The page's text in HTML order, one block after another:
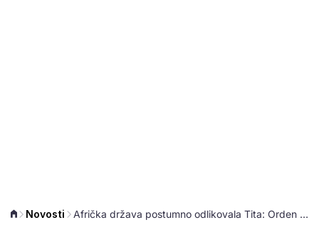
Novosti Afrička država postumno odlikovala Tita: Orden časti zbog podrške za neovisnost